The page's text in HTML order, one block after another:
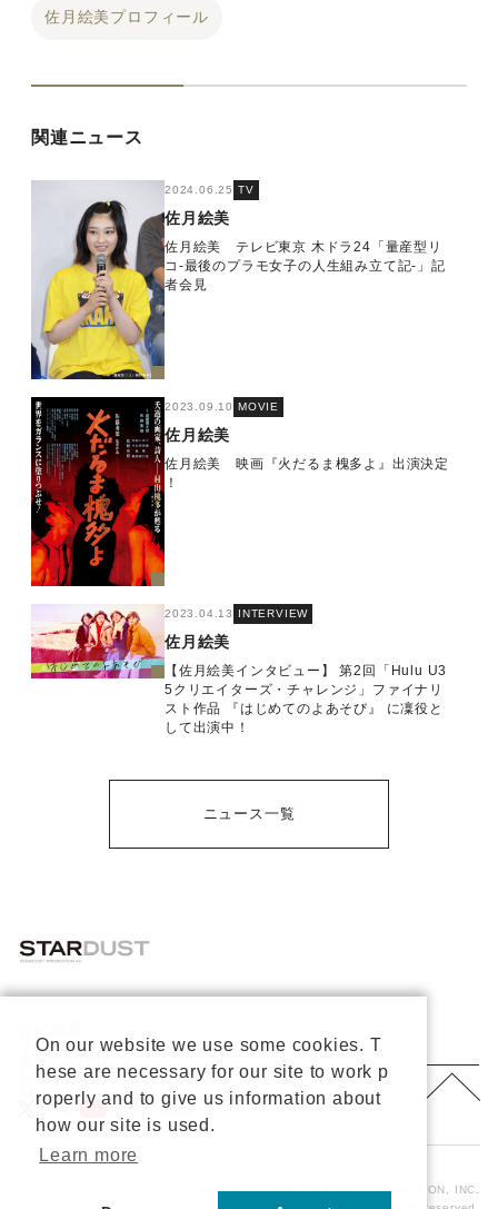
佐月絵美プロフィール
関連ニュース
2024.06.25 TV
佐月絵美
佐月絵美 テレビ東京 木ドラ24「量産型リ
コ-最後のプラモ女子の人生組み立て記-」記
者会見
2023.09.10 MOVIE
佐月絵美
佐月絵美 映画『火だるま槐多よ』出演決定
！
2023.04.13 INTERVIEW
佐月絵美
【佐月絵美インタビュー】 第2回「Hulu U3
5クリエイターズ・チャレンジ」ファイナリ
スト作品 『はじめてのよあそび』 に凜役と
して出演中！
ニュース一覧
プライバシーポリシー
重要なお知らせ
お問い合わせ
About Us
公式X
公式Youtube
Copyright © 2026 STARDUST PROMOTION, INC.
On our website we use some cookies. T
hese are necessary for our site to work p
roperly and to give us information about
how our site is used.
Learn more